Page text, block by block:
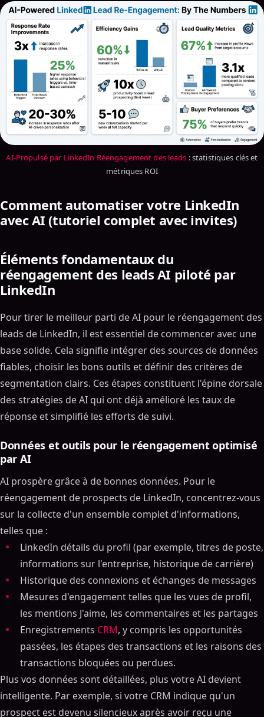
AI-Propulsé par LinkedIn Réengagement des leads : statistiques clés et
métriques ROI
Comment automatiser votre LinkedIn
avec AI (tutoriel complet avec invites)
Éléments fondamentaux du
réengagement des leads AI piloté par
LinkedIn
Pour tirer le meilleur parti de AI pour le réengagement des
leads de LinkedIn, il est essentiel de commencer avec une
base solide. Cela signifie intégrer des sources de données
fiables, choisir les bons outils et définir des critères de
segmentation clairs. Ces étapes constituent l'épine dorsale
des stratégies de AI qui ont déjà amélioré les taux de
réponse et simplifié les efforts de suivi.
Données et outils pour le réengagement optimisé
par AI
AI prospère grâce à de bonnes données. Pour le
réengagement de prospects de LinkedIn, concentrez-vous
sur la collecte d'un ensemble complet d'informations,
telles que :
LinkedIn détails du profil (par exemple, titres de poste,
informations sur l'entreprise, historique de carrière)
Historique des connexions et échanges de messages
Mesures d'engagement telles que les vues de profil,
les mentions J'aime, les commentaires et les partages
Enregistrements CRM, y compris les opportunités
passées, les étapes des transactions et les raisons des
transactions bloquées ou perdues.
Plus vos données sont détaillées, plus votre AI devient
intelligente. Par exemple, si votre CRM indique qu'un
prospect est devenu silencieux après avoir reçu une